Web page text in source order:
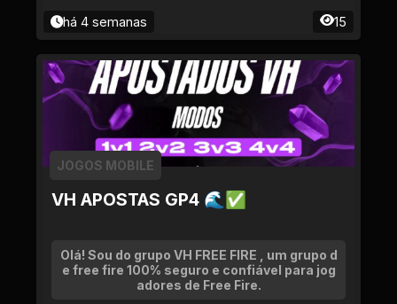
há 4 semanas 15
VH APOSTAS GP4 🌊✅
JOGOS MOBILE
Olá! Sou do grupo VH FREE FIRE , um grupo d
e free fire 100% seguro e confiável para jog
adores de Free Fire.